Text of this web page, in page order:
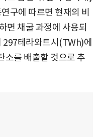
구에 따르면 현재의 비
면 채굴 과정에 사용되
297테라와트시(TWh)에
소를 배출할 것으로 추